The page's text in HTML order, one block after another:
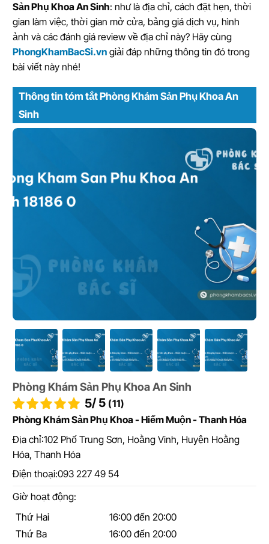
Sản Phụ Khoa An Sinh: như là địa chỉ, cách đặt hẹn, thời
gian làm việc, thời gian mở cửa, bảng giá dịch vụ, hình
ảnh và các đánh giá review về địa chỉ này? Hãy cùng
PhongKhamBacSi.vn giải đáp những thông tin đó trong
bài viết này nhé!
Thông tin tóm tắt Phòng Khám Sản Phụ Khoa An
Sinh
Phòng Khám Sản Phụ Khoa An Sinh
5/ 5 (11)
Phòng Khám Sản Phụ Khoa - Hiếm Muộn - Thanh Hóa
Địa chỉ:102 Phố Trung Sơn, Hoằng Vinh, Huyện Hoằng
Hóa, Thanh Hóa
Điện thoại:093 227 49 54
Giờ hoạt động:
Thứ Hai
16:00 đến 20:00
Thứ Ba
16:00 đến 20:00